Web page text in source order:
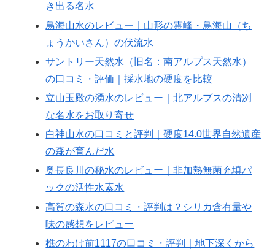
き出る名水
鳥海山水のレビュー｜山形の霊峰・鳥海山（ち
ょうかいさん）の伏流水
サントリー天然水（旧名：南アルプス天然水）
の口コミ・評価｜採水地の硬度を比較
立山玉殿の湧水のレビュー｜北アルプスの清冽
な名水をお取り寄せ
白神山水の口コミと評判｜硬度14.0世界自然遺産
の森が育んだ水
奥長良川の秘水のレビュー｜非加熱無菌充填パ
ックの活性水素水
高賀の森水の口コミ・評判は？シリカ含有量や
味の感想をレビュー
樵のわけ前1117の口コミ・評判｜地下深くから